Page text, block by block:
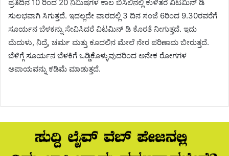
ಪ್ರತಿದಿನ 10 ರಿಂದ 20 ನಿಮಿಷಗಳ ಕಾಲ ಬಿಸಿಲಿನಲ್ಲಿ ಕುಳಿತರೆ ವಿಟಮಿನ್ ಡಿ
ಸುಲಭವಾಗಿ ಸಿಗುತ್ತದೆ. ಇದಲ್ಲದೇ ವಾರದಲ್ಲಿ 3 ದಿನ ಸಂಜೆ 6ರಿಂದ 9.30ರವರೆಗೆ
ಸೂರ್ಯನ ಬೆಳಕನ್ನು ಸೇವಿಸಿದರೆ ವಿಟಮಿನ್ ಡಿ ಕೊರತೆ ನೀಗುತ್ತದೆ. ಇದು
ಮೆದುಳು, ನಿದ್ರೆ, ಚರ್ಮ ಮತ್ತು ಕೂದಲಿನ ಮೇಲೆ ನೇರ ಪರಿಣಾಮ ಬೀರುತ್ತದೆ.
ಬೆಳಿಗ್ಗೆ ಸೂರ್ಯನ ಬೆಳಕಿಗೆ ಒಡ್ಡಿಕೊಳ್ಳುವುದರಿಂದ ಅನೇಕ ರೋಗಗಳ
ಅಪಾಯವನ್ನು ಕಡಿಮೆ ಮಾಡುತ್ತದೆ.